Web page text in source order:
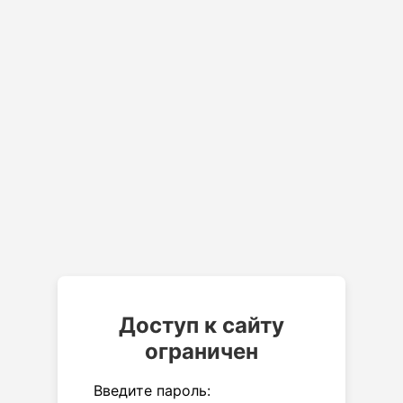
Доступ к сайту
ограничен
Введите пароль: